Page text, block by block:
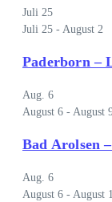
Juli 25
Juli 25 - August 2
Paderborn –
Aug. 6
August 6 - August
Bad Arolsen
Aug. 6
August 6 - August